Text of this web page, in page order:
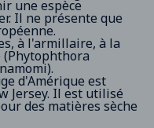
une espèce
Il ne présente que
à l'armillaire, à la
(Phytophthora
d'Amérique est
Jersey. Il est utilisé
des matières sèche